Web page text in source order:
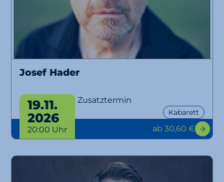
Josef Hader
Hader on Ice - Zusatztermin
Kabarett
19.11.
2026
20:00 Uhr ab 30,60 €